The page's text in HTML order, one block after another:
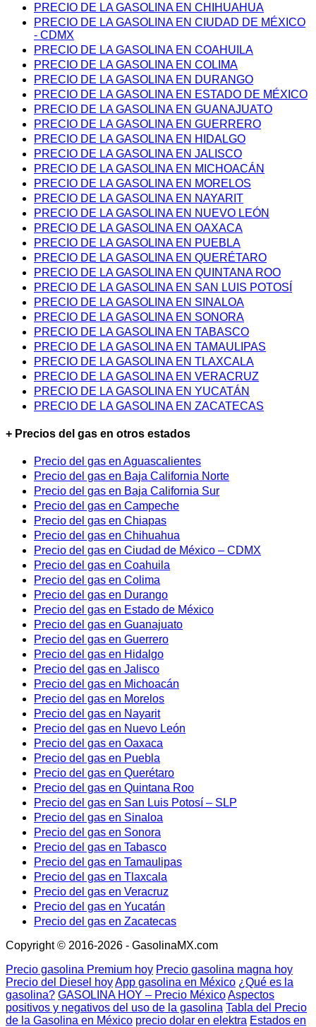
PRECIO DE LA GASOLINA EN CHIHUAHUA
PRECIO DE LA GASOLINA EN CIUDAD DE MÉXICO
- CDMX
PRECIO DE LA GASOLINA EN COAHUILA
PRECIO DE LA GASOLINA EN COLIMA
PRECIO DE LA GASOLINA EN DURANGO
PRECIO DE LA GASOLINA EN ESTADO DE MÉXICO
PRECIO DE LA GASOLINA EN GUANAJUATO
PRECIO DE LA GASOLINA EN GUERRERO
PRECIO DE LA GASOLINA EN HIDALGO
PRECIO DE LA GASOLINA EN JALISCO
PRECIO DE LA GASOLINA EN MICHOACÁN
PRECIO DE LA GASOLINA EN MORELOS
PRECIO DE LA GASOLINA EN NAYARIT
PRECIO DE LA GASOLINA EN NUEVO LEÓN
PRECIO DE LA GASOLINA EN OAXACA
PRECIO DE LA GASOLINA EN PUEBLA
PRECIO DE LA GASOLINA EN QUERÉTARO
PRECIO DE LA GASOLINA EN QUINTANA ROO
PRECIO DE LA GASOLINA EN SAN LUIS POTOSÍ
PRECIO DE LA GASOLINA EN SINALOA
PRECIO DE LA GASOLINA EN SONORA
PRECIO DE LA GASOLINA EN TABASCO
PRECIO DE LA GASOLINA EN TAMAULIPAS
PRECIO DE LA GASOLINA EN TLAXCALA
PRECIO DE LA GASOLINA EN VERACRUZ
PRECIO DE LA GASOLINA EN YUCATÁN
PRECIO DE LA GASOLINA EN ZACATECAS
+ Precios del gas en otros estados
Precio del gas en Aguascalientes
Precio del gas en Baja California Norte
Precio del gas en Baja California Sur
Precio del gas en Campeche
Precio del gas en Chiapas
Precio del gas en Chihuahua
Precio del gas en Ciudad de México – CDMX
Precio del gas en Coahuila
Precio del gas en Colima
Precio del gas en Durango
Precio del gas en Estado de México
Precio del gas en Guanajuato
Precio del gas en Guerrero
Precio del gas en Hidalgo
Precio del gas en Jalisco
Precio del gas en Michoacán
Precio del gas en Morelos
Precio del gas en Nayarit
Precio del gas en Nuevo León
Precio del gas en Oaxaca
Precio del gas en Puebla
Precio del gas en Querétaro
Precio del gas en Quintana Roo
Precio del gas en San Luis Potosí – SLP
Precio del gas en Sinaloa
Precio del gas en Sonora
Precio del gas en Tabasco
Precio del gas en Tamaulipas
Precio del gas en Tlaxcala
Precio del gas en Veracruz
Precio del gas en Yucatán
Precio del gas en Zacatecas
Copyright © 2016-2026 - GasolinaMX.com
Precio gasolina Premium hoy Precio gasolina magna hoy
Precio del Diesel hoyApp gasolina en México ¿Qué es la
gasolina? GASOLINA HOY – Precio MéxicoAspectos
positivos y negativos del uso de la gasolina Tabla del Precio
de la Gasolina en México precio dolar en elektra Estados en